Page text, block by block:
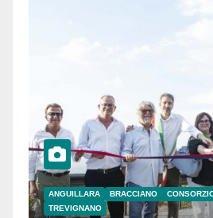
ANGUILLARA BRACCIANO
TREVIGNANO